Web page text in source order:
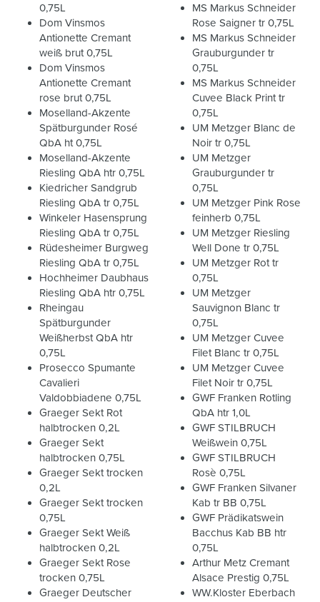
0,75L
Dom Vinsmos
Antionette Cremant
weiß brut 0,75L
Dom Vinsmos
Antionette Cremant
rose brut 0,75L
Moselland-Akzente
Spätburgunder Rosé
QbA ht 0,75L
Moselland-Akzente
Riesling QbA htr 0,75L
Kiedricher Sandgrub
Riesling QbA tr 0,75L
Winkeler Hasensprung
Riesling QbA tr 0,75L
Rüdesheimer Burgweg
Riesling QbA tr 0,75L
Hochheimer Daubhaus
Riesling QbA htr 0,75L
Rheingau
Spätburgunder
Weißherbst QbA htr
0,75L
Prosecco Spumante
Cavalieri
Valdobbiadene 0,75L
Graeger Sekt Rot
halbtrocken 0,2L
Graeger Sekt
halbtrocken 0,75L
Graeger Sekt trocken
0,2L
Graeger Sekt trocken
0,75L
Graeger Sekt Weiß
halbtrocken 0,2L
Graeger Sekt Rose
trocken 0,75L
Graeger Deutscher
MS Markus Schneider
Rose Saigner tr 0,75L
MS Markus Schneider
Grauburgunder tr
0,75L
MS Markus Schneider
Cuvee Black Print tr
0,75L
UM Metzger Blanc de
Noir tr 0,75L
UM Metzger
Grauburgunder tr
0,75L
UM Metzger Pink Rose
feinherb 0,75L
UM Metzger Riesling
Well Done tr 0,75L
UM Metzger Rot tr
0,75L
UM Metzger
Sauvignon Blanc tr
0,75L
UM Metzger Cuvee
Filet Blanc tr 0,75L
UM Metzger Cuvee
Filet Noir tr 0,75L
GWF Franken Rotling
QbA htr 1,0L
GWF STILBRUCH
Weißwein 0,75L
GWF STILBRUCH
Rosè 0,75L
GWF Franken Silvaner
Kab tr BB 0,75L
GWF Prädikatswein
Bacchus Kab BB htr
0,75L
Arthur Metz Cremant
Alsace Prestig 0,75L
WW.Kloster Eberbach